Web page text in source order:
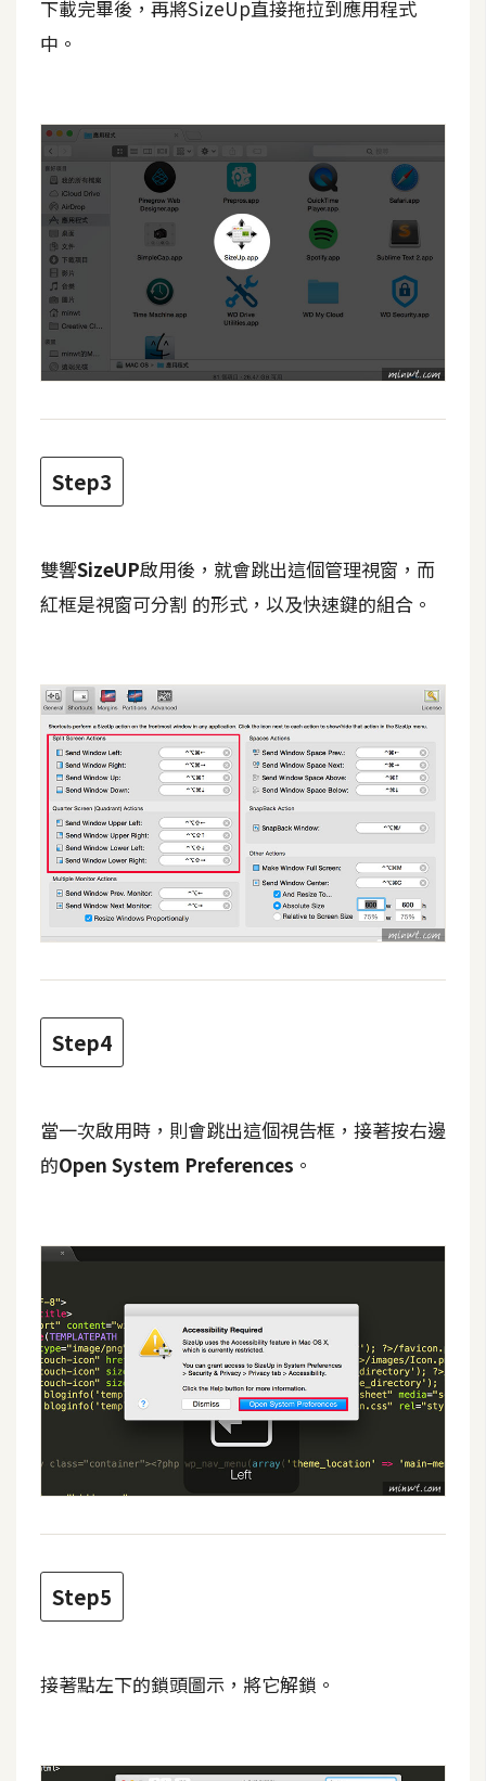
庫
免
字
型
網
站
架
設
o
r
d
P
s
s
與
設
定
外
掛
實
作
電
W
o
o
o
m
m
c
金
流
物
架
設
機
與
網
下載完畢後，再將SizeUp直接拖拉到應用程式
中。
Step3
雙響SizeUP啟用後，就會跳出這個管理視窗，而
紅框是視窗可分割 的形式，以及快速鍵的組合。
Step4
當一次啟用時，則會跳出這個視告框，接著按右邊
的Open System Preferences 。
Step5
接著點左下的鎖頭圖示，將它解鎖。